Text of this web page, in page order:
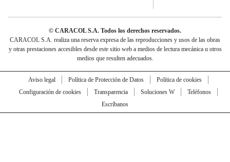
© CARACOL S.A. Todos los derechos reservados.
CARACOL S.A. realiza una reserva expresa de las reproducciones y usos de las obras
y otras prestaciones accesibles desde este sitio web a medios de lectura mecánica u otros
medios que resulten adecuados.
Aviso legal Política de Protección de Datos
Política de cookies
Configuración de cookies
Transparencia Soluciones W
Teléfonos
Escríbanos